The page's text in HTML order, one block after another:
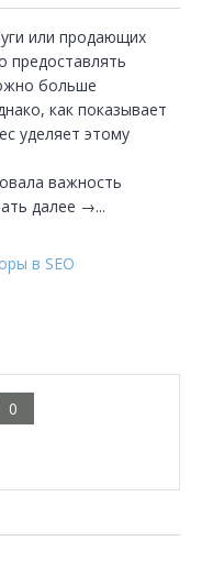
или продающих
предоставлять
больше
как показывает
уделяет этому
важность
далее →...
в SEO
0